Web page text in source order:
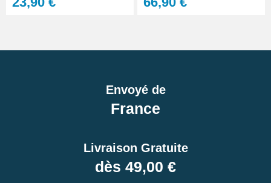
Envoyé de
France
Livraison Gratuite
dès 49,00 €